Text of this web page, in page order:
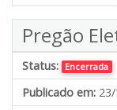
Pregão
Status: Encerrada
Publicado em: